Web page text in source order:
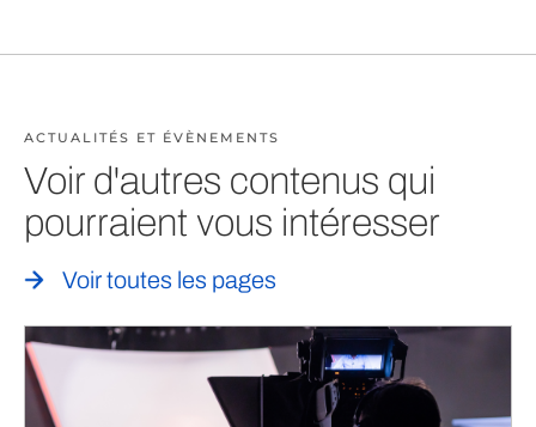
ACTUALITÉS ET ÉVÈNEMENTS
Voir d'autres contenus qui
pourraient vous intéresser
Voir toutes les pages